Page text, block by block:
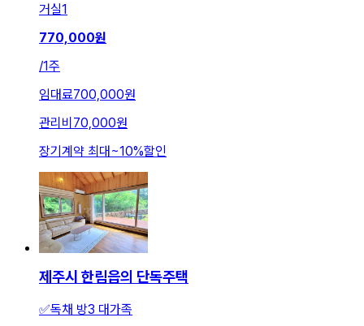
거실1
770,000원
/1주
임대료700,000원
관리비 70,000원
장기계약 최대~10%할인
제주시 한림읍의 단독주택
✅️독채 방3 대가족